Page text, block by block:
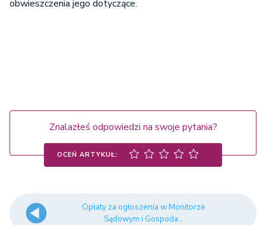
niż za ogłoszenie
obwieszczenia
ustala się za ilość
szczególnej czcionki,
podkreśleń i
wytluszczeń - opłatę
obwieszczenia jego dotyczące.
Znalazłeś odpowiedzi na swoje pytania?
OCEŃ ARTYKUŁ:
Opłaty za ogłoszenia w Monitorze
Sądowym i Gospoda...